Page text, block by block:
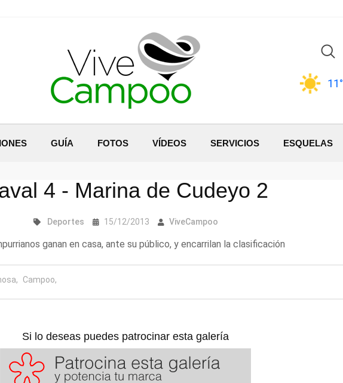
11°
GUÍA FOTOS VÍDEOS SERVICIOS ESQUELAS
4 - Marina de Cudeyo 2
Deportes 15/12/2013 ViveCampoo
ganan en casa, ante su público, y encarrilan la clasificación
Campoo,
Si lo deseas puedes patrocinar esta galería